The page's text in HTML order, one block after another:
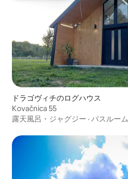
ドラゴヴィチのログハウス
Kovačnica 55
露天風呂・ジャグジー · バスルーム